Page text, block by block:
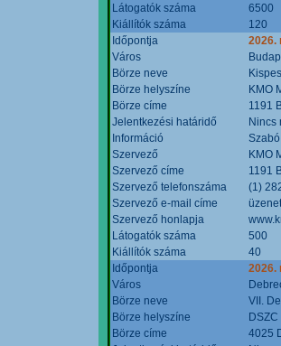
Látogatók száma
6500
Kiállítók száma
120
Időpontja
2026.
Város
Börze neve
Börze helyszíne
KMO
Börze címe
1191
Jelentkezési határidő
Nincs
Információ
Szervező
KMO
Szervező címe
1191
Szervező telefonszáma
(1)
Szervező e-mail címe
Szervező honlapja
Látogatók száma
500
Kiállítók száma
40
Időpontja
2026.
Város
Börze neve
VII.
Börze helyszíne
Börze címe
4025